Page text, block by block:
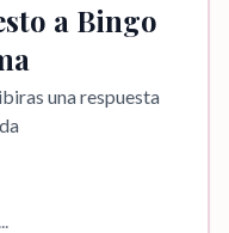
a Bingo
una respuesta